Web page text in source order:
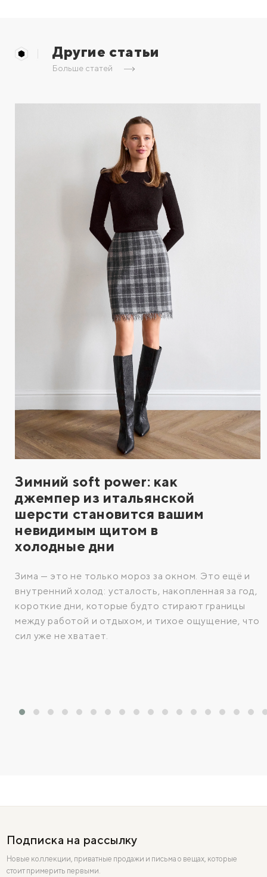
Другие статьи
Больше статей
Зимний soft power: как
джемпер из итальянской
шерсти становится вашим
невидимым щитом в
холодные дни
Зима — это не только мороз за окном. Это ещё и
внутренний холод: усталость, накопленная за год,
короткие дни, которые будто стирают границы
между работой и отдыхом, и тихое ощущение, что
сил уже не хватает.
Подписка на рассылку
Новые коллекции, приватные продажи и письма о вещах, которые
стоит примерить первыми.